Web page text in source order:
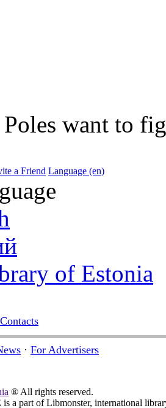
want to
a Friend Language (en)
of Estonia
· For Advertisers
® All rights reserved.
a part of Libmonster, international